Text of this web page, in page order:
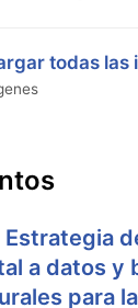
todas las
Estrategia
a datos y
para la